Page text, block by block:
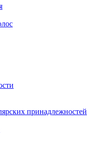
принадлежностей